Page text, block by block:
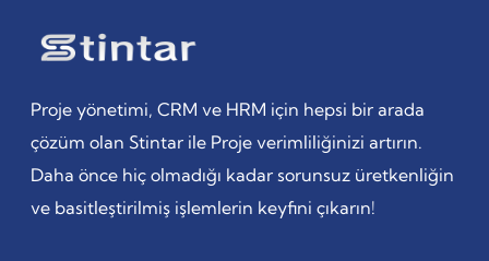
Proje yönetimi, CRM ve HRM için hepsi bir arada
çözüm olan Stintar ile Proje verimliliğinizi artırın.
Daha önce hiç olmadığı kadar sorunsuz üretkenliğin
ve basitleştirilmiş işlemlerin keyfini çıkarın!